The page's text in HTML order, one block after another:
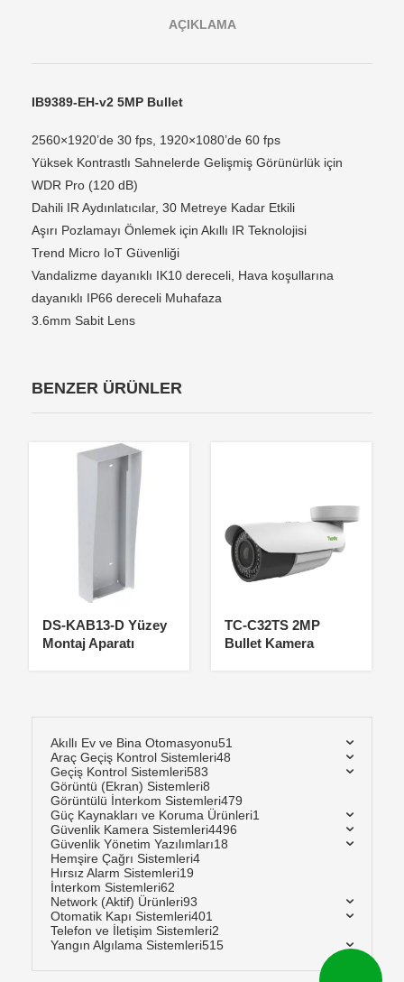
AÇIKLAMA
IB9389-EH-v2 5MP Bullet
2560×1920’de 30 fps, 1920×1080’de 60 fps
Yüksek Kontrastlı Sahnelerde Gelişmiş Görünürlük için
WDR Pro (120 dB)
Dahili IR Aydınlatıcılar, 30 Metreye Kadar Etkili
Aşırı Pozlamayı Önlemek için Akıllı IR Teknolojisi
Trend Micro IoT Güvenliği
Vandalizme dayanıklı IK10 dereceli, Hava koşullarına
dayanıklı IP66 dereceli Muhafaza
3.6mm Sabit Lens
BENZER ÜRÜNLER
DS-KAB13-D Yüzey
Montaj Aparatı
TC-C32TS 2MP
Bullet Kamera
Akıllı Ev ve Bina Otomasyonu51
Araç Geçiş Kontrol Sistemleri48
Geçiş Kontrol Sistemleri583
Görüntü (Ekran) Sistemleri8
Görüntülü İnterkom Sistemleri479
Güç Kaynakları ve Koruma Ürünleri1
Güvenlik Kamera Sistemleri4496
Güvenlik Yönetim Yazılımları18
Hemşire Çağrı Sistemleri4
Hırsız Alarm Sistemleri19
İnterkom Sistemleri62
Network (Aktif) Ürünleri93
Otomatik Kapı Sistemleri401
Telefon ve İletişim Sistemleri2
Yangın Algılama Sistemleri515